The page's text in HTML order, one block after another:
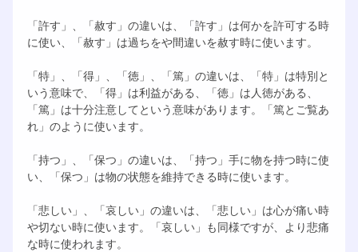
「許す」、「赦す」の違いは、「許す」は何かを許可する時
に使い、「赦す」は過ちをや間違いを赦す時に使います。
「特」、「得」、「徳」、「篤」の違いは、「特」は特別と
いう意味で、「得」は利益がある、「徳」は人徳がある、
「篤」は十分注意してという意味があります。「篤とご覧あ
れ」のように使います。
「持つ」、「保つ」の違いは、「持つ」手に物を持つ時に使
い、「保つ」は物の状態を維持できる時に使います。
「悲しい」、「哀しい」の違いは、「悲しい」は心が痛い時
や切ない時に使います。「哀しい」も同様ですが、より悲痛
な時に使われます。